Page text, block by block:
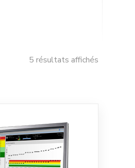
5 résultats affichés